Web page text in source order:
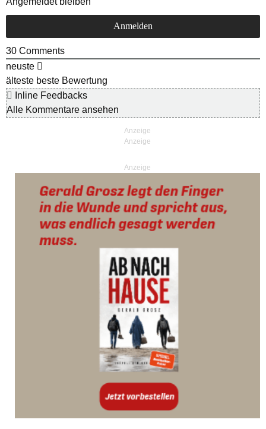
30 Comments
neuste
älteste beste Bewertung
Inline Feedbacks
Alle Kommentare ansehen
Anzeige